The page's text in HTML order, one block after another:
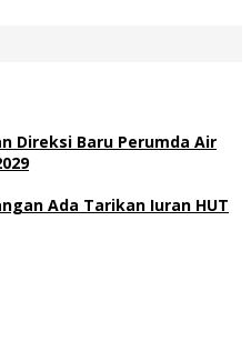
Direksi Baru Perumda Air
Ada Tarikan Iuran HUT